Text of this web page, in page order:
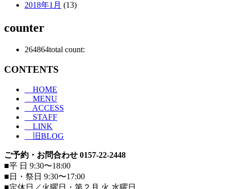
2018年1月 (13)
counter
264864total count:
CONTENTS
HOME
MENU
ACCESS
STAFF
LINK
旧BLOG
ご予約・お問合わせ 0157-22-2448
■平 日 9:30〜18:00
■日・祭日 9:30〜17:00
■定休日／火曜日・第２月 火 水曜日